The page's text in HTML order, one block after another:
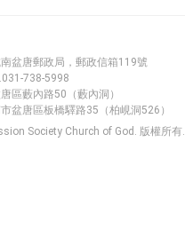
盆唐郵政局，郵政信箱119號
738-5998
區藪內路50（藪內洞）
盆唐區板橋驛路35（柏峴洞526）
Society Church of God. 版權所有.